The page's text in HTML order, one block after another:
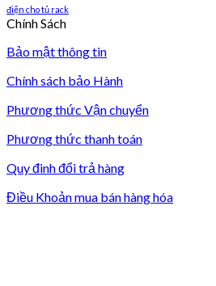
điện cho tủ rack
Chính Sách
Bảo mật thông tin
Chính sách bảo Hành
Phương thức Vận chuyển
Phương thức thanh toán
Quy đinh đổi trả hàng
Điều Khoản mua bán hàng hóa